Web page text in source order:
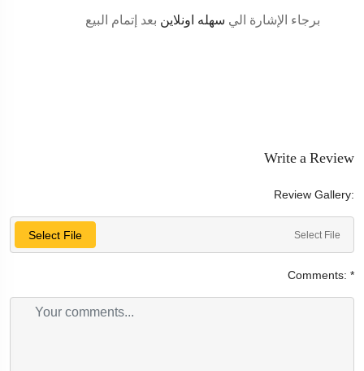
برجاء الإشارة الي سهله اونلاين بعد إتمام البيع
Write a Review
Review Gallery:
Select File Select File
Comments: *